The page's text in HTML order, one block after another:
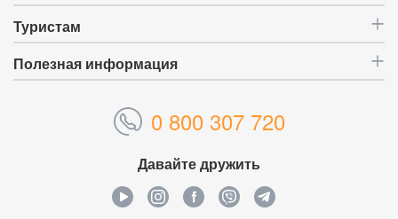
Туристам
Полезная информация
0 800 307 720
Давайте дружить